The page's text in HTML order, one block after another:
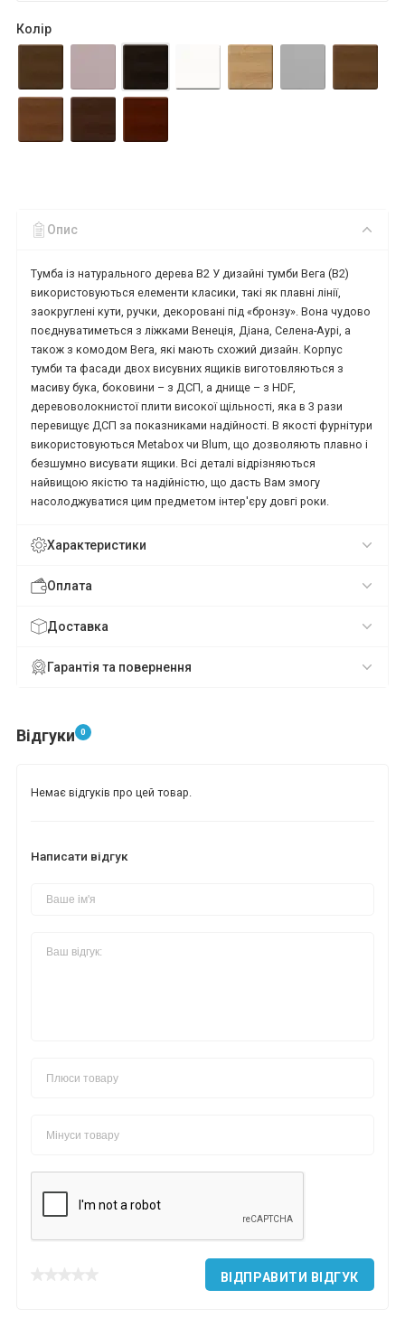
Колір
Опис
Тумба із натурального дерева В2 У дизайні тумби Вега (В2)
використовуються елементи класики, такі як плавні лінії,
заокруглені кути, ручки, декоровані під «бронзу». Вона чудово
поєднуватиметься з ліжками Венеція, Діана, Селена-Аурі, а
також з комодом Вега, які мають схожий дизайн. Корпус
тумби та фасади двох висувних ящиків виготовляються з
масиву бука, боковини – з ДСП, а днище – з HDF,
деревоволокнистої плити високої щільності, яка в 3 рази
перевищує ДСП за показниками надійності. В якості фурнітури
використовуються Metabox чи Blum, що дозволяють плавно і
безшумно висувати ящики. Всі деталі відрізняються
найвищою якістю та надійністю, що дасть Вам змогу
насолоджуватися цим предметом інтер'єру довгі роки.
Характеристики
Оплата
Доставка
Гарантія та повернення
Відгуки 0
Немає відгуків про цей товар.
Написати відгук
ВІДПРАВИТИ ВІДГУК